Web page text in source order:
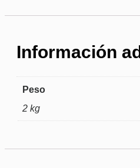
Información
Peso
2 kg